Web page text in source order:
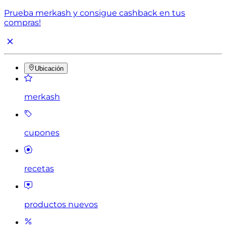
Prueba merkash y consigue cashback en tus
compras!
Ubicación
merkash
cupones
recetas
productos nuevos